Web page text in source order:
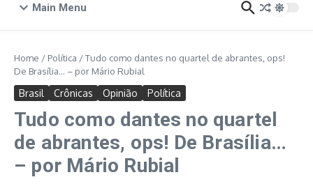
Main Menu
Home / Política /Tudo como dantes no quartel de abrantes, ops!
De Brasília… – por Mário Rubial
Brasil Crônicas Opinião Política
Tudo como dantes no quartel
de abrantes, ops! De Brasília…
– por Mário Rubial